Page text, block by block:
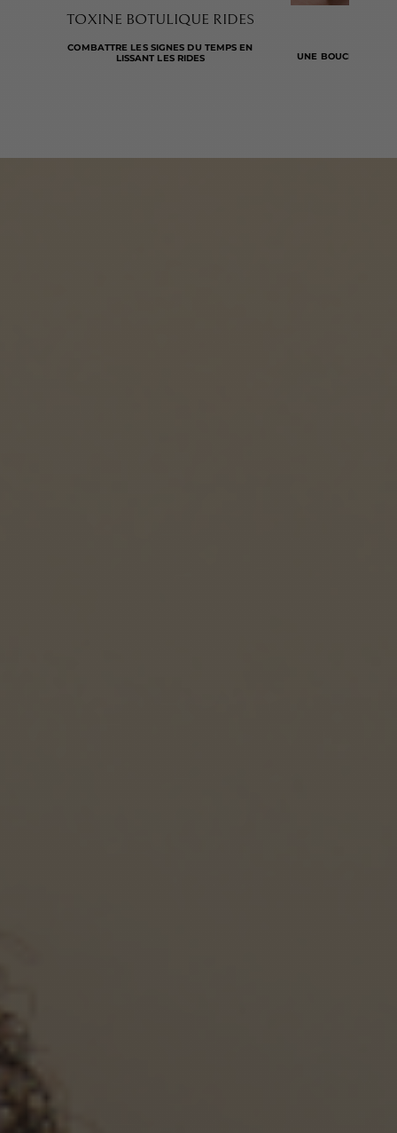
TOXINE BOTULIQUE RIDES
COMBATTRE LES SIGNES DU TEMPS EN
LISSANT LES RIDES
UNE BOUCHE